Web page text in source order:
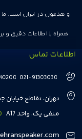
و هدفون در ایران است. ما
همراه با اطلاعات دقیق
انتخاب‌های درست و
هفت سال در این زمینه، بر
مشتریان بتوانند با خیالی
مشتریان اهمیت می‌دهیم و
اطلاعات تماس
021-91303030
تهران، تقاطع
منفی یک، واحد A17